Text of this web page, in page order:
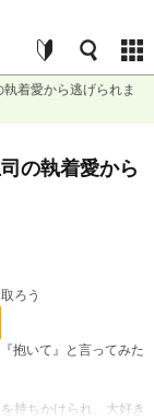
着愛から逃げられま
の執着愛から
ろう
抱いて』と言ってみた
持ちかけられ、大好き